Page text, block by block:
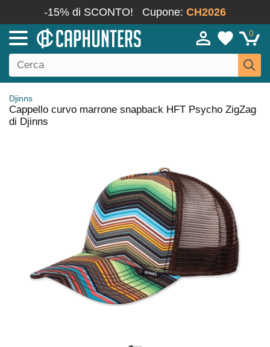
-15% di SCONTO! Cupone: CH2026
0
Djinns
Cappello curvo marrone snapback HFT Psycho ZigZag
di Djinns